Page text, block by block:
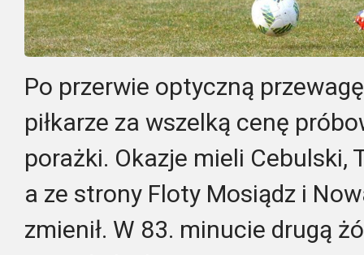
Po przerwie optyczną
piłkarze za wszelką cenę
porażki. Okazje mieli Cebulski,
a ze strony Floty Mosiądz i
zmienił. W 83. minucie drugą